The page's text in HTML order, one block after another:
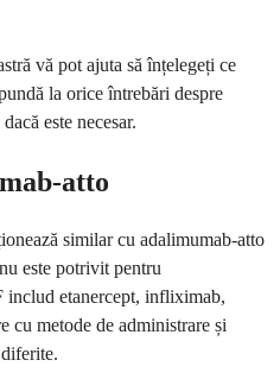
vă pot ajuta să înțelegeți ce
la orice întrebări despre
este necesar.
atto
similar cu adalimumab-atto
este potrivit pentru
etanercept, infliximab,
cu metode de administrare și